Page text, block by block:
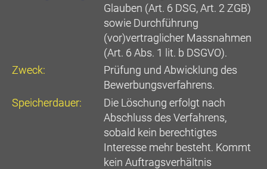
Glauben (Art. 6 DSG, Art. 2 ZGB)
sowie Durchführung
(vor)vertraglicher Massnahmen
(Art. 6 Abs. 1 lit. b DSGVO).
Zweck:
Prüfung und Abwicklung des
Bewerbungsverfahrens.
Speicherdauer:
Die Löschung erfolgt nach
Abschluss des Verfahrens,
sobald kein berechtigtes
Interesse mehr besteht. Kommt
kein Auftragsverhältnis